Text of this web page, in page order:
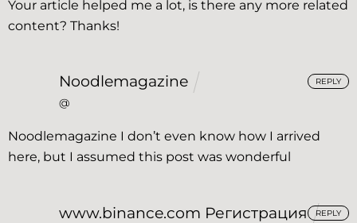
Your article helped me a lot, is there any more related
content? Thanks!
Noodlemagazine
@
Noodlemagazine I don’t even know how I arrived
here, but I assumed this post was wonderful
REPLY
www.binance.com Регистрация REPLY